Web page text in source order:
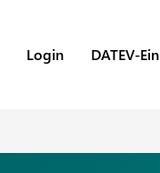
Login DATEV-